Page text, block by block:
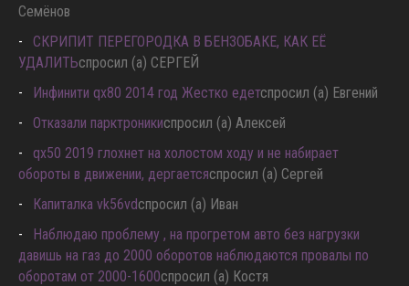
Семёнов
СКРИПИТ ПЕРЕГОРОДКА В БЕНЗОБАКЕ, КАК ЕЁ
УДАЛИТЬспросил (а) СЕРГЕЙ
Инфинити qx80 2014 год Жестко едетспросил (а) Евгений
Отказали парктроникиспросил (а) Алексей
qx50 2019 глохнет на холостом ходу и не набирает
обороты в движении, дергаетсяспросил (а) Сергей
Капиталка vk56vdспросил (а) Иван
Наблюдаю проблему , на прогретом авто без нагрузки
давишь на газ до 2000 оборотов наблюдаются провалы по
оборотам от 2000-1600спросил (а) Костя